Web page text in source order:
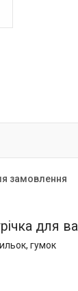
замовлення
для
гумок